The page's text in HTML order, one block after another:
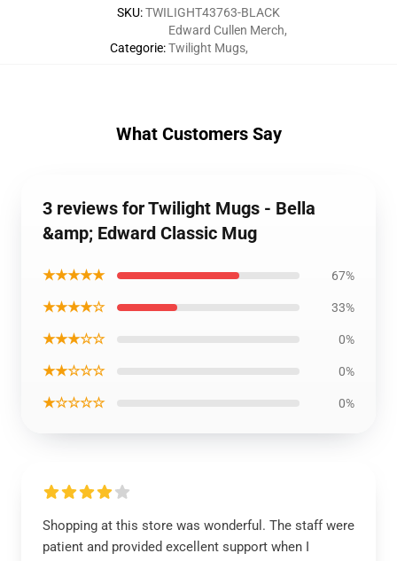
SKU:TWILIGHT43763-BLACK
Categorie:
Edward Cullen Merch,
Twilight Mugs,
What Customers Say
3 reviews for Twilight Mugs - Bella
&amp; Edward Classic Mug
★★★★★ 67%
★★★★☆ 33%
★★★☆☆ 0%
★★☆☆☆ 0%
★☆☆☆☆ 0%
Shopping at this store was wonderful. The staff were
patient and provided excellent support when I